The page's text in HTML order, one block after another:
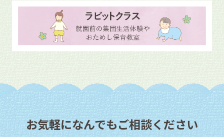
お気軽になんでもご相談ください